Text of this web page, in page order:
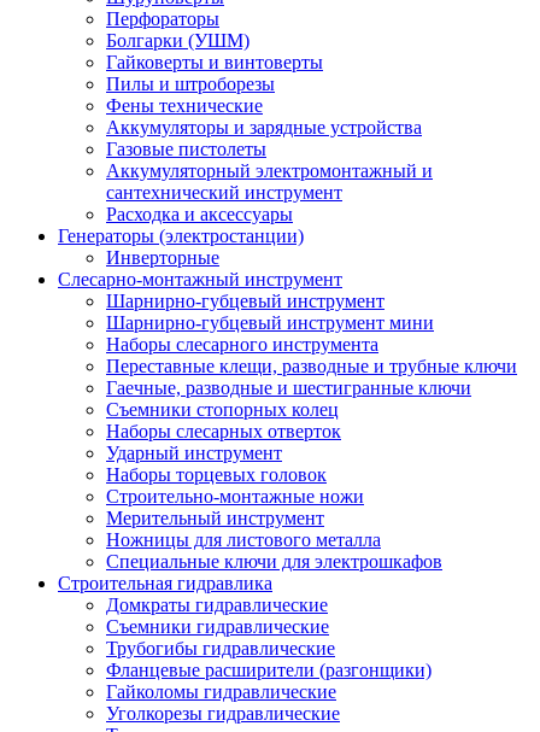
Перфораторы
Болгарки (УШМ)
Гайковерты и винтоверты
Пилы и штроборезы
Фены технические
Аккумуляторы и зарядные устройства
Газовые пистолеты
Аккумуляторный электромонтажный и
сантехнический инструмент
Расходка и аксессуары
Генераторы (электростанции)
Инверторные
Слесарно-монтажный инструмент
Шарнирно-губцевый инструмент
Шарнирно-губцевый инструмент мини
Наборы слесарного инструмента
Переставные клещи, разводные и трубные ключи
Гаечные, разводные и шестигранные ключи
Съемники стопорных колец
Наборы слесарных отверток
Ударный инструмент
Наборы торцевых головок
Строительно-монтажные ножи
Мерительный инструмент
Ножницы для листового металла
Специальные ключи для электрошкафов
Строительная гидравлика
Домкраты гидравлические
Съемники гидравлические
Трубогибы гидравлические
Фланцевые расширители (разгонщики)
Гайколомы гидравлические
Уголкорезы гидравлические